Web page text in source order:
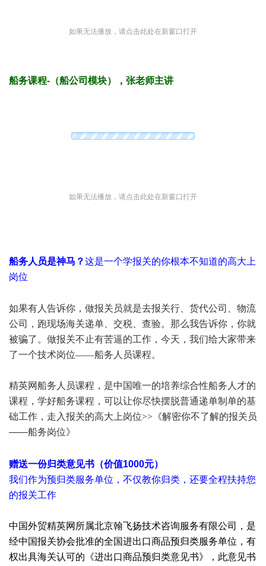
如果无法播放，请点击此处在新窗口打开
船务课程-（船公司模块），张老师主讲
如果无法播放，请点击此处在新窗口打开
船务人员是神马？这是一个学报关的你根本不知道的高大上
岗位
如果有人告诉你，做报关员就是去报关行、货代公司、物流
公司，跑现场海关递单、交税、查验。那么我告诉你，你就
被骗了。做报关不止有苦逼的工作，今天，我们给大家带来
了一个技术岗位——船务人员课程。
精英网船务人员课程，是中国唯一的培养综合性船务人才的
课程，学好船务课程，可以让你尽快摆脱普通递单制单的基
础工作，走入报关的高大上岗位>> 《解密你不了解的报关员
——船务岗位》
赠送一份归类意见书（价值1000元）
我们作为预归类服务单位，不仅教你归类，还要全程扶持您
的报关工作
中国外贸精英网所属北京翰飞扬技术咨询服务有限公司，是
经中国报关协会批准的全国进出口商品预归类服务单位，有
权出具海关认可的《进出口商品预归类意见书》，此意见书